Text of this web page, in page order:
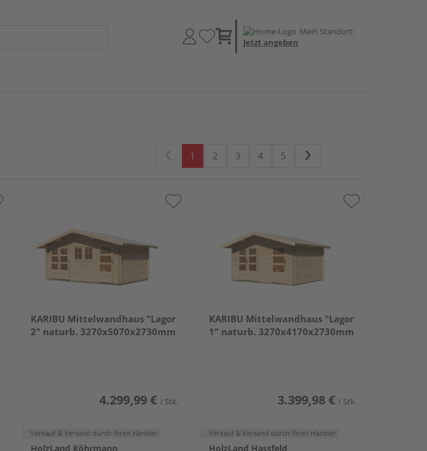
Mein Standort:
Jetzt angeben
1 2 3 4 5
KARIBU Mittelwandhaus "Lagor
2" naturb. 3270x5070x2730mm
4.299,99 € / Stk.
Verkauf & Versand durch Ihren Händler
HolzLand Köhrmann
KARIBU Mittelwandhaus "Lagor
1" naturb. 3270x4170x2730mm
3.399,98 € / Stk.
Verkauf & Versand durch Ihren Händler
HolzLand Hassfeld